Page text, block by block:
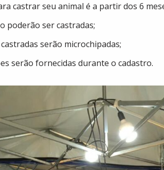
castrar seu animal é a partir dos 6
poderão ser castradas;
serão microchipadas;
serão fornecidas durante o cadastro.